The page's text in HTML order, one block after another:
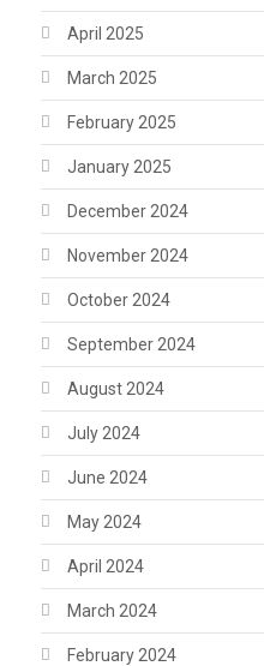
April 2025
March 2025
February 2025
January 2025
December 2024
November 2024
October 2024
September 2024
August 2024
July 2024
June 2024
May 2024
April 2024
March 2024
February 2024